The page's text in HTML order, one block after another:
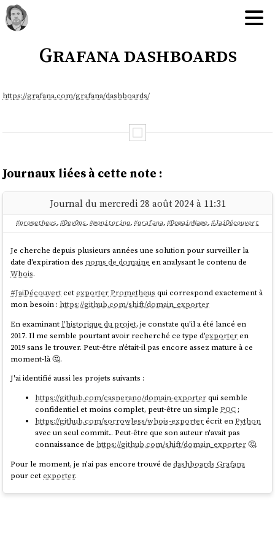
Grafana dashboards
https://grafana.com/grafana/dashboards/
Journaux liées à cette note :
Journal du mercredi 28 août 2024 à 11:31
#prometheus, #DevOps, #monitoring, #grafana, #DomainName, #JaiDécouvert
Je cherche depuis plusieurs années une solution pour surveiller la
date d'expiration des noms de domaine en analysant le contenu de
Whois.
#JaiDécouvertcetexporter Prometheus qui correspond exactement à
mon besoin : https://github.com/shift/domain_exporter
En examinant l'historique du projet, je constate qu'il a été lancé en
2017. Il me semble pourtant avoir recherché ce type d'exporteren
2019 sans le trouver. Peut-être n'était-il pas encore assez mature à ce
moment-là 🤔.
J'ai identifié aussi les projets suivants :
https://github.com/casnerano/domain-exporterqui semble
confidentiel et moins complet, peut-être un simplePOC ;
https://github.com/sorrowless/whois-exporterécrit enPython
avec un seul commit... Peut-être que son auteur n'avait pas
connaissance de https://github.com/shift/domain_exporter🤔.
Pour le moment, je n'ai pas encore trouvé dedashboards Grafana
pour cetexporter.